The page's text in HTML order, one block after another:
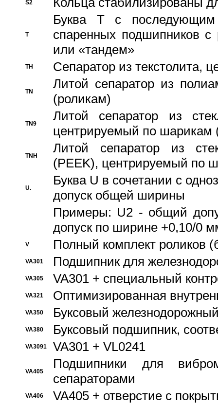
S2
T
Буква T с
спаренных подшипников
или «тандем»
TH Сепаратор из текстолита,
TN
Литой сепаратор из
(роликам)
TN9
Литой сепаратор из
центрируемый по шарикам
TNH
Литой сепаратор из
(PEEK), центрируемый по
U.
Буква U в сочетании с
допуск общей ширины
Примеры: U2 - общий
допуск по ширине +0,10/0
V Полный комплект роликов
VA301 Подшипник для
VA305 VA301 + специальный
VA321 Оптимизированная
VA350 Буксовый
VA380 Буксовый подшипник,
VA3091 VA301 + VL0241
VA405
Подшипники для
сепараторами
VA406 VA405 + отверстие с